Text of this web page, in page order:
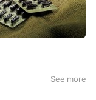
See more